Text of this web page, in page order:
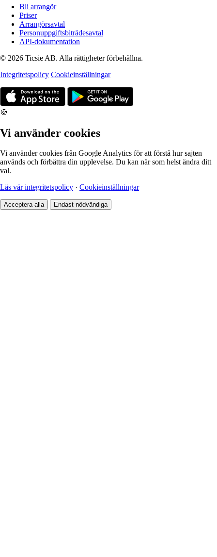
Bli arrangör
Priser
Arrangörsavtal
Personuppgiftsbiträdesavtal
API-dokumentation
© 2026 Ticsie AB. Alla rättigheter förbehållna.
Integritetspolicy Cookieinställningar
🍪
Vi använder cookies
Vi använder cookies från Google Analytics för att förstå hur sajten
används och förbättra din upplevelse. Du kan när som helst ändra ditt
val.
Läs vår integritetspolicy · Cookieinställningar
Acceptera alla Endast nödvändiga